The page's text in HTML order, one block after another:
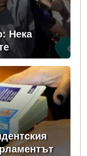
Нека